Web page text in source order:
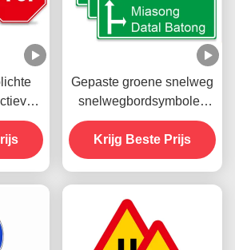
voor
Gepaste groene snelweg
snelwegbordsymbolen
verkeer
hoofdwegbordsymbolen
Krijg Beste Prijs